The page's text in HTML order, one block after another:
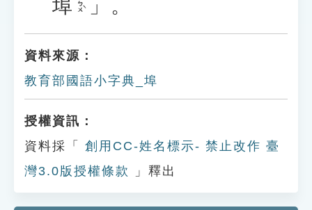
埠 ㄅㄨˋ 」。
資料來源：
教育部國語小字典_埠
授權資訊：
資料採「
創用CC-姓名標示- 禁止改作 臺
灣3.0版授權條款
」釋出